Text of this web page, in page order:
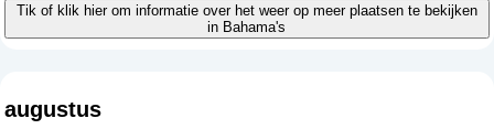
Tik of klik hier om informatie over het weer op meer plaatsen te bekijken
in Bahama's
augustus